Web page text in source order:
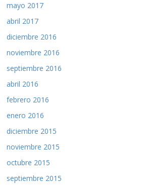
mayo 2017
abril 2017
diciembre 2016
noviembre 2016
septiembre 2016
abril 2016
febrero 2016
enero 2016
diciembre 2015
noviembre 2015
octubre 2015
septiembre 2015